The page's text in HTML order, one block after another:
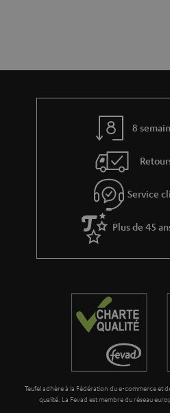
e
v
a
n
e
8
Service
Plus de 45
Teufel adhère à la Fédération du e-commerce et
qualité. La Fevad est membre du réseau